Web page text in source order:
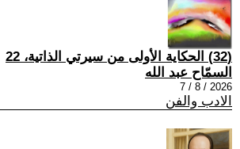
(32) الحكاية الأولى من سيرتي الذاتية، 22
السمّاح عبد الله
2026 / 8 / 7
الادب والفن